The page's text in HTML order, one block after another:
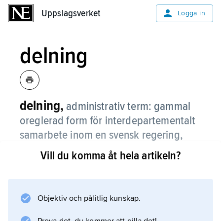
Uppslagsverket Logga in
delning
delning, administrativ term: gammal
oreglerad form för interdepartementalt
samarbete inom en svensk regering,
varigenom utkast och förslag till viktiga
regeringsbeslut i förväg delas ut till
Statsråden och vissa högre tjänstemän i
Vill du komma åt hela artikeln?
Objektiv och pålitlig kunskap.